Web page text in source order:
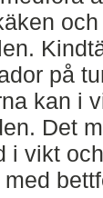
på
kan i
Det
i vikt